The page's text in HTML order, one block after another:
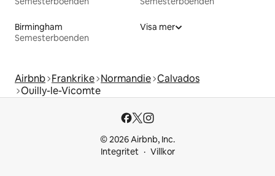
Birmingham
Semesterboenden
Visa mer
Airbnb Frankrike Normandie Calvados
Ouilly-le-Vicomte
© 2026 Airbnb, Inc.
Integritet
Villkor